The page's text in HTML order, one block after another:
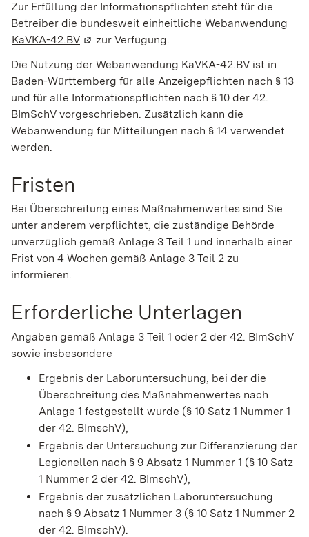
Zur Erfüllung der Informationspflichten steht für die
Betreiber die bundesweit einheitliche Webanwendung
KaVKA-42.BV (Wird in einem neuen Fenster geöffnet)
zur Verfügung.
Die Nutzung der Webanwendung KaVKA-42.BV ist in
Baden-Württemberg für alle Anzeigepflichten nach § 13
und für alle Informationspflichten nach § 10 der 42.
BImSchV vorgeschrieben. Zusätzlich kann die
Webanwendung für Mitteilungen nach § 14 verwendet
werden.
Fristen
Bei Überschreitung eines Maßnahmenwertes sind Sie
unter anderem verpflichtet, die zuständige Behörde
unverzüglich gemäß Anlage 3 Teil 1 und innerhalb einer
Frist von 4 Wochen gemäß Anlage 3 Teil 2 zu
informieren.
Erforderliche Unterlagen
Angaben gemäß Anlage 3 Teil 1 oder 2 der 42. BImSchV
sowie insbesondere
Ergebnis der Laboruntersuchung, bei der die
Überschreitung des Maßnahmenwertes nach
Anlage 1 festgestellt wurde (§ 10 Satz 1 Nummer 1
der 42. BImschV),
Ergebnis der Untersuchung zur Differenzierung der
Legionellen nach § 9 Absatz 1 Nummer 1 (§ 10 Satz
1 Nummer 2 der 42. BImschV),
Ergebnis der zusätzlichen Laboruntersuchung
nach § 9 Absatz 1 Nummer 3 (§ 10 Satz 1 Nummer 2
der 42. BImschV).